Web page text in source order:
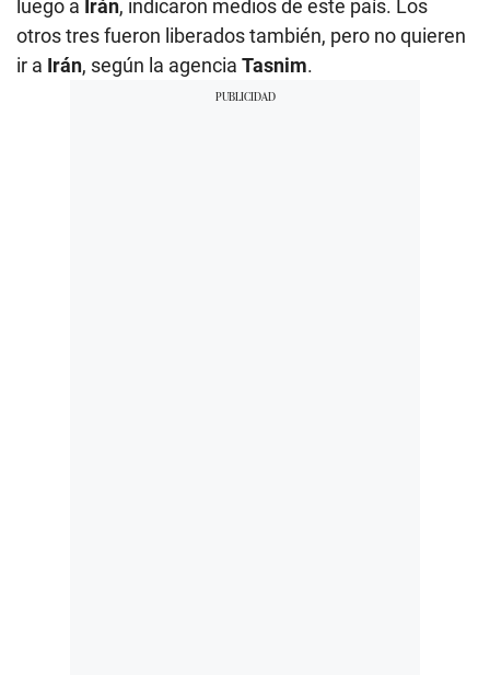
luego a Irán, indicaron medios de este país. Los
otros tres fueron liberados también, pero no quieren
ir a Irán, según la agencia Tasnim.